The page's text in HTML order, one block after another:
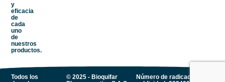
y
eficacia
de
cada
uno
de
nuestros
productos.
Todos los
© 2025 - Bioquifar
Número de radicado